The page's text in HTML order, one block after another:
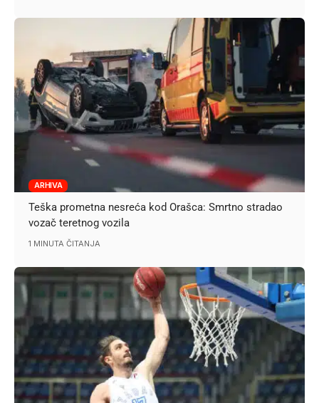
ARHIVA
Teška prometna nesreća kod Orašca: Smrtno stradao
vozač teretnog vozila
1 MINUTA ČITANJA